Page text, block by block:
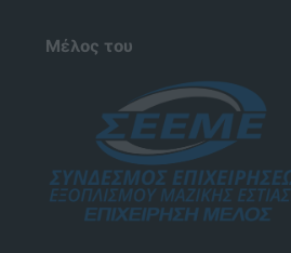
Μέλος του